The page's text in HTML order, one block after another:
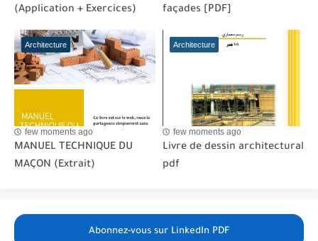
(Application + Exercices) façades [PDF]
Architecture
few moments ago
MANUEL TECHNIQUE DU
MAÇON (Extrait)
Architecture
few moments ago
Livre de dessin architectural
pdf
Abonnez-vous sur LinkedIn PDF